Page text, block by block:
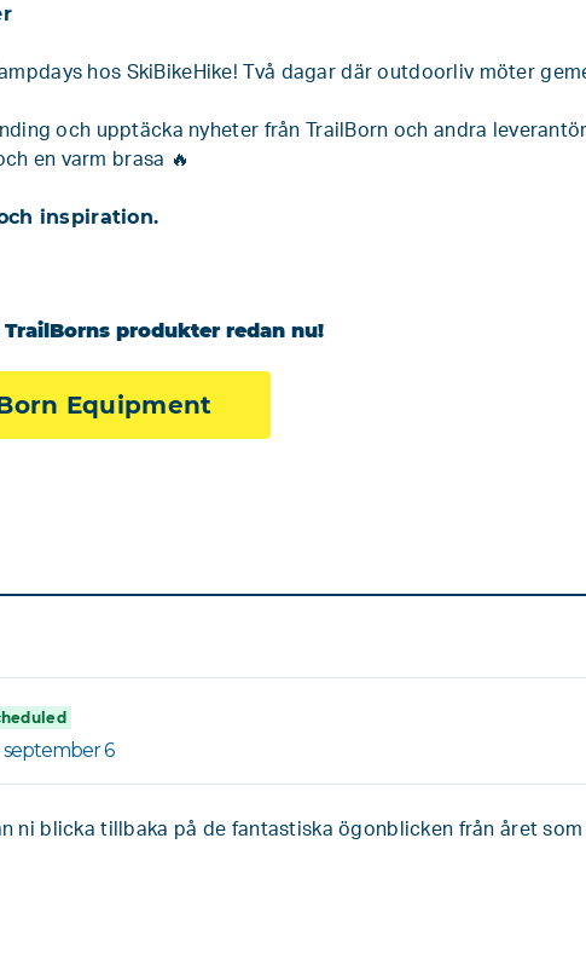
hos SkiBikeHike! Två dagar där outdoorliv möter
och upptäcka nyheter från TrailBorn och andra
en varm brasa 🔥
inspiration.
produkter redan nu!
Equipment
6
ni blicka tillbaka på de fantastiska ögonblicken från året